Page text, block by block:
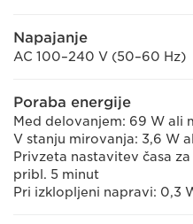
Napajanje
AC 100–240 V (50–60 Hz)
Poraba energije
Med delovanjem: 69 W ali
V stanju mirovanja: 3,6 W
Privzeta nastavitev časa
pribl. 5 minut
Pri izklopljeni napravi: 0,3